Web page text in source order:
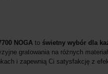
NOGAto świetny wybór dla
gratowania na różnych
i zapewnią Ci satysfakcję z